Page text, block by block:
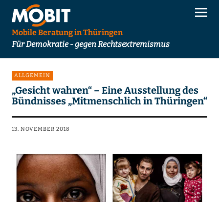
Mobile Beratung in Thüringen
Für Demokratie - gegen Rechtsextremismus
ALLGEMEIN
„Gesicht wahren“ – Eine Ausstellung des
Bündnisses „Mitmenschlich in Thüringen“
13. NOVEMBER 2018